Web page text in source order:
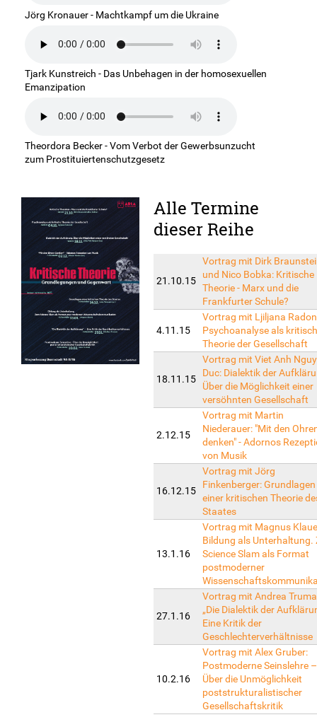
Jörg Kronauer - Machtkampf um die Ukraine
Tjark Kunstreich - Das Unbehagen in der homosexuellen
Emanzipation
Theordora Becker - Vom Verbot der Gewerbsunzucht
zum Prostituiertenschutzgesetz
Alle Termine
dieser Reihe
21.10.15
Vortrag mit Dirk
und Nico Bobka: Kritische
Theorie - Marx und die
Frankfurter Schule?
4.11.15
Vortrag mit Ljiljana
Psychoanalyse als
Theorie der Gesellschaft
18.11.15
Vortrag mit Viet Anh
Duc: Dialektik der
Über die Möglichkeit einer
versöhnten Gesellschaft
2.12.15
Vortrag mit Martin
Niederauer: "Mit den
denken" - Adornos
von Musik
16.12.15
Vortrag mit Jörg
Finkenberger: Grundlagen
einer kritischen Theorie
Staates
13.1.16
Vortrag mit Magnus
Bildung als Unterhaltung.
Science Slam als Format
postmoderner
27.1.16
Vortrag mit Andrea
„Die Dialektik der
Eine Kritik der
Geschlechterverhältnisse
10.2.16
Vortrag mit Alex Gruber:
Postmoderne Seinslehre –
Über die Unmöglichkeit
poststrukturalistischer
Gesellschaftskritik